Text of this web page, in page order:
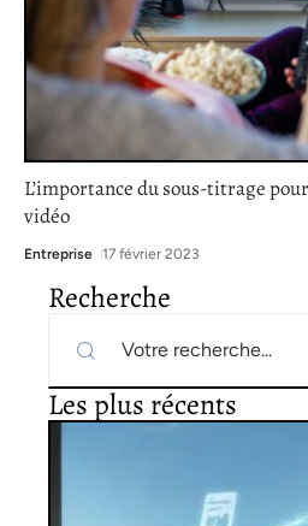
L’importance du sous-titrage
vidéo
Entreprise 17 février 2023
Recherche
Les plus récents